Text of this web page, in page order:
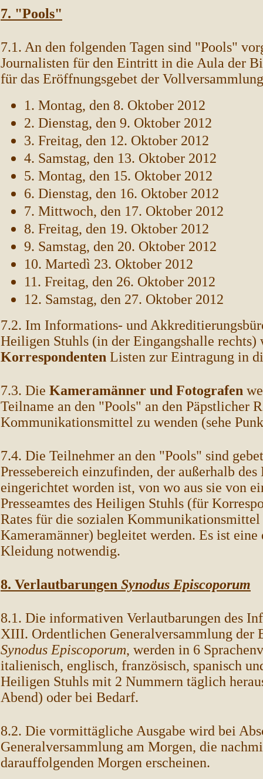
7. "Pools"
7.1. An den folgenden Tagen sind "Pools"
Journalisten für den Eintritt in die Aula der
für das Eröffnungsgebet der
1. Montag, den 8. Oktober 2012
2. Dienstag, den 9. Oktober 2012
3. Freitag, den 12. Oktober 2012
4. Samstag, den 13. Oktober 2012
5. Montag, den 15. Oktober 2012
6. Dienstag, den 16. Oktober 2012
7. Mittwoch, den 17. Oktober 2012
8. Freitag, den 19. Oktober 2012
9. Samstag, den 20. Oktober 2012
10. Martedì 23. Oktober 2012
11. Freitag, den 26. Oktober 2012
12. Samstag, den 27. Oktober 2012
7.2. Im Informations- und
Heiligen Stuhls (in der Eingangshalle rechts)
Korrespondenten Listen zur Eintragung in
7.3. Die Kameramänner und Fotografen
Teilname an den "Pools" an den Päpstlicher
Kommunikationsmittel zu wenden (sehe
7.4. Die Teilnehmer an den "Pools" sind
Pressebereich einzufinden, der außerhalb
eingerichtet worden ist, von wo aus sie von
Presseamtes des Heiligen Stuhls (für
Rates für die sozialen
Kameramänner) begleitet werden. Es ist eine
Kleidung notwendig.
8. Verlautbarungen Synodus Episcoporum
8.1. Die informativen Verlautbarungen des
XIII. Ordentlichen Generalversammlung der
Synodus Episcoporum, werden in 6
italienisch, englisch, französisch, spanisch
Heiligen Stuhls mit 2 Nummern täglich
Abend) oder bei Bedarf.
8.2. Die vormittägliche Ausgabe wird bei
Generalversammlung am Morgen, die
darauffolgenden Morgen erscheinen.